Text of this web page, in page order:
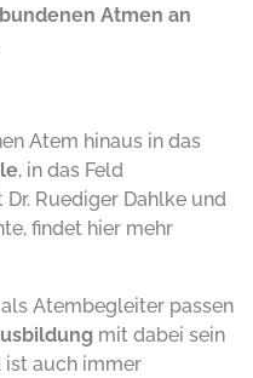
Atmen an
Atem hinaus in das
, in das Feld
Ruediger Dahlke und
findet hier mehr
Atembegleiter passen
mit dabei sein
ist auch immer